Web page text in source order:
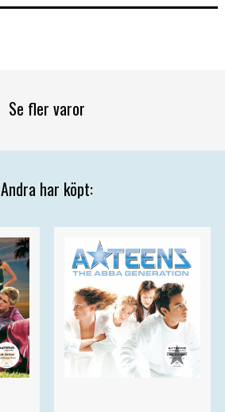
Se fler varor
Andra har köpt: